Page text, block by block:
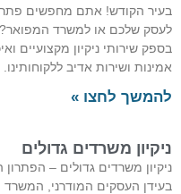
בעיר הקודש! אתם מחפשים
לעסק שלכם או למשרד
בספק שירותי ניקיון מקצועיים
אמינות ושירות אדיב
להמשך לחצו »
ניקיון משרדים גדולים
ניקיון משרדים גדולים –
בעידן העסקים המודרני,